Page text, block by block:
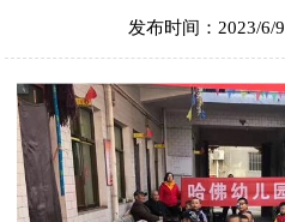
发布时间：2023/6/9